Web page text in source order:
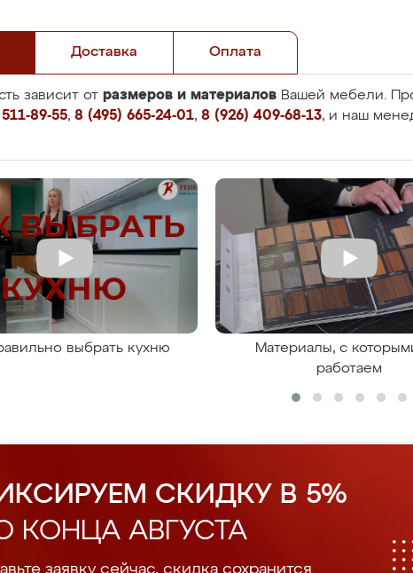
Доставка Оплата
зависит от размеров и материалов Вашей мебели.
89-55, 8 (495) 665-24-01, 8 (926) 409-68-13, и наш
выбрать кухню
Материалы, с
работаем
СКИДКУ В 5%
КОНЦА АВГУСТА
заявку сейчас, скидка сохранится.